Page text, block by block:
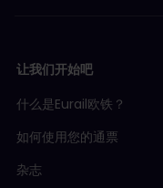
让我们开始吧
什么是Eurail欧铁？
如何使用您的通票
杂志